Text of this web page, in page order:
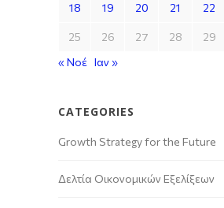
18 19 20 21 22
25 26 27 28 29
« Νοέ Ιαν »
CATEGORIES
Growth Strategy for the Future
Δελτία Οικονομικών Εξελίξεων